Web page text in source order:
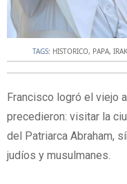
TAGS: HISTORICO, PAPA, IRAK
Francisco logró el viejo
precedieron: visitar la
del Patriarca Abraham,
judíos y musulmanes.